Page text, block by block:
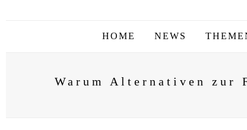
HOME NEWS
Warum Alternativen